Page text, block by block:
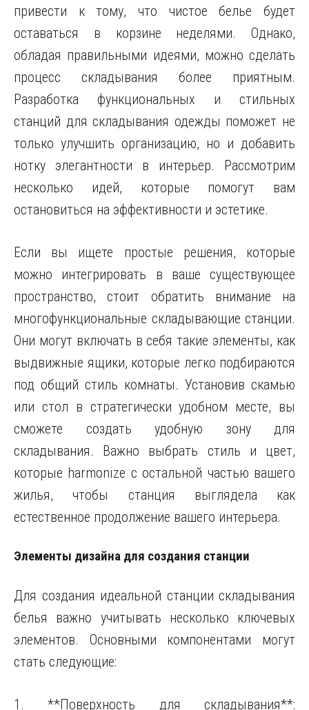
привести к тому, что чистое белье будет
оставаться в корзине неделями. Однако,
обладая правильными идеями, можно сделать
процесс складывания более приятным.
Разработка функциональных и стильных
станций для складывания одежды поможет не
только улучшить организацию, но и добавить
нотку элегантности в интерьер. Рассмотрим
несколько идей, которые помогут вам
остановиться на эффективности и эстетике.
Если вы ищете простые решения, которые
можно интегрировать в ваше существующее
пространство, стоит обратить внимание на
многофункциональные складывающие станции.
Они могут включать в себя такие элементы, как
выдвижные ящики, которые легко подбираются
под общий стиль комнаты. Установив скамью
или стол в стратегически удобном месте, вы
сможете создать удобную зону для
складывания. Важно выбрать стиль и цвет,
которые harmonize с остальной частью вашего
жилья, чтобы станция выглядела как
естественное продолжение вашего интерьера.
Элементы дизайна для создания станции
Для создания идеальной станции складывания
белья важно учитывать несколько ключевых
элементов. Основными компонентами могут
стать следующие:
1. **Поверхность для складывания**: